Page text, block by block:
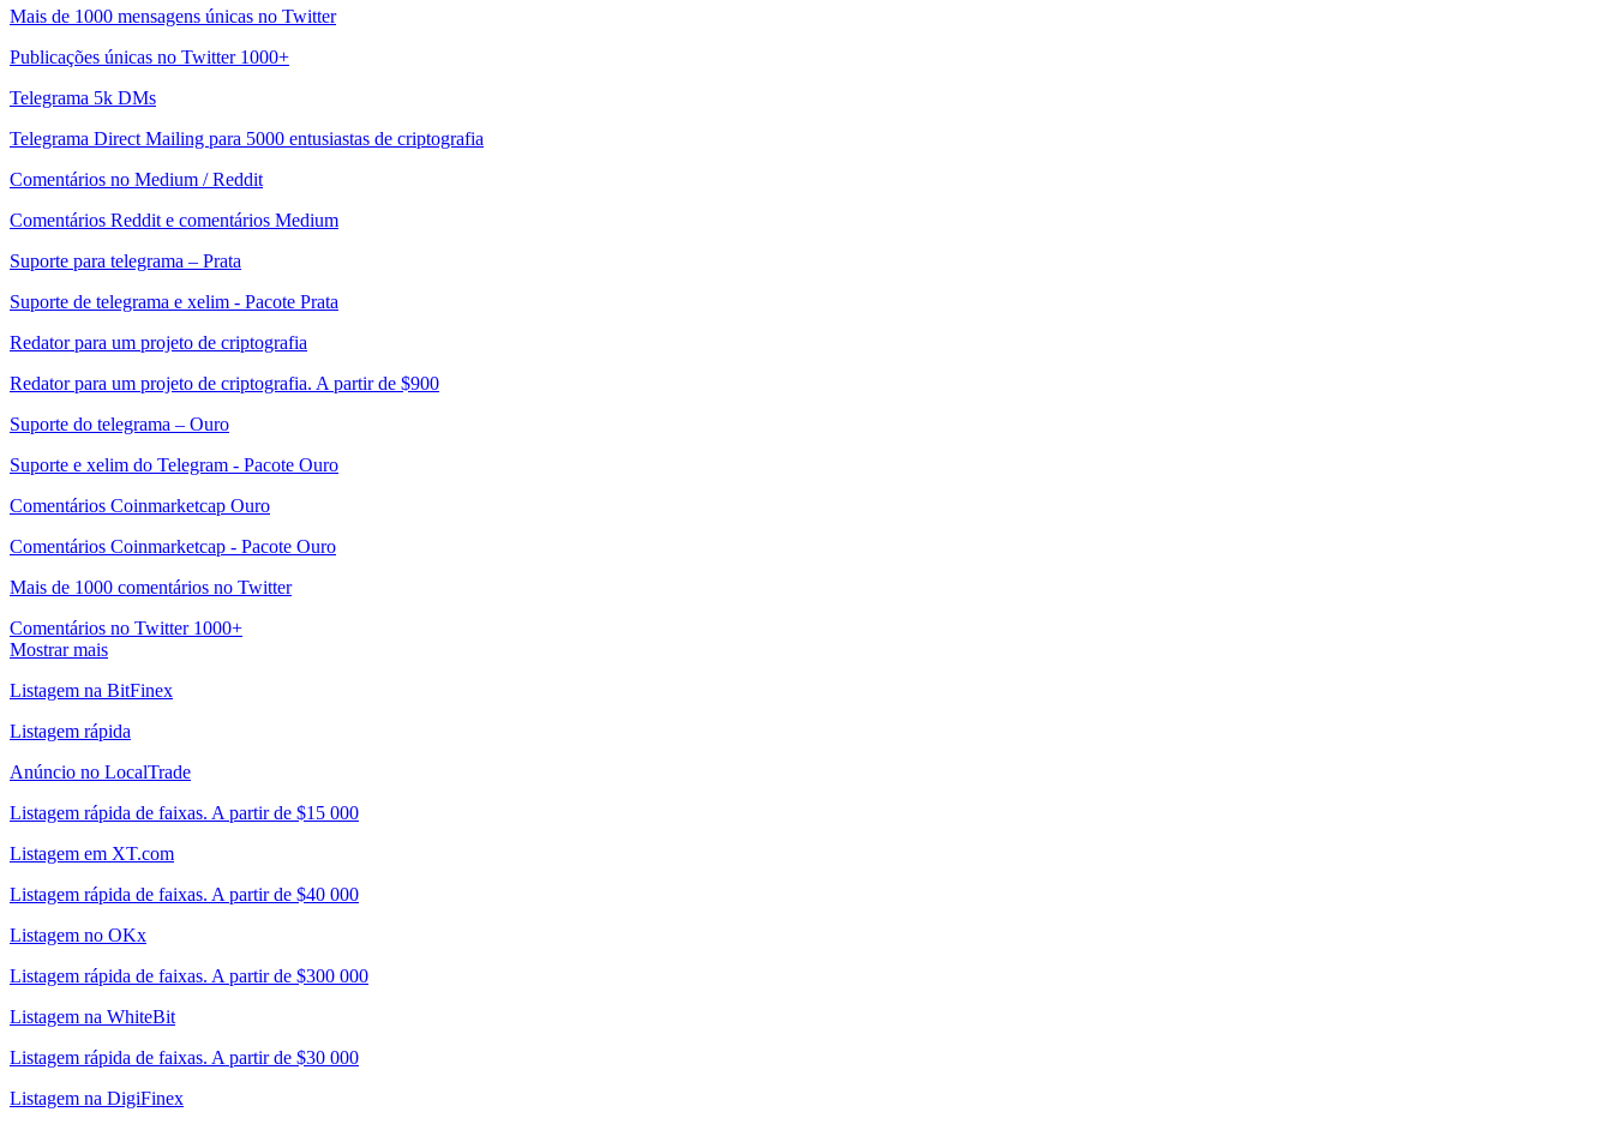
Mais de 1000 mensagens únicas no Twitter
Publicações únicas no Twitter 1000+
Telegrama 5k DMs
Telegrama Direct Mailing para 5000 entusiastas de criptografia
Comentários no Medium / Reddit
Comentários Reddit e comentários Medium
Suporte para telegrama – Prata
Suporte de telegrama e xelim - Pacote Prata
Redator para um projeto de criptografia
Redator para um projeto de criptografia. A partir de $900
Suporte do telegrama – Ouro
Suporte e xelim do Telegram - Pacote Ouro
Comentários Coinmarketcap Ouro
Comentários Coinmarketcap - Pacote Ouro
Mais de 1000 comentários no Twitter
Comentários no Twitter 1000+
Mostrar mais
Listagem na BitFinex
Listagem rápida
Anúncio no LocalTrade
Listagem rápida de faixas. A partir de $15 000
Listagem em XT.com
Listagem rápida de faixas. A partir de $40 000
Listagem no OKx
Listagem rápida de faixas. A partir de $300 000
Listagem na WhiteBit
Listagem rápida de faixas. A partir de $30 000
Listagem na DigiFinex